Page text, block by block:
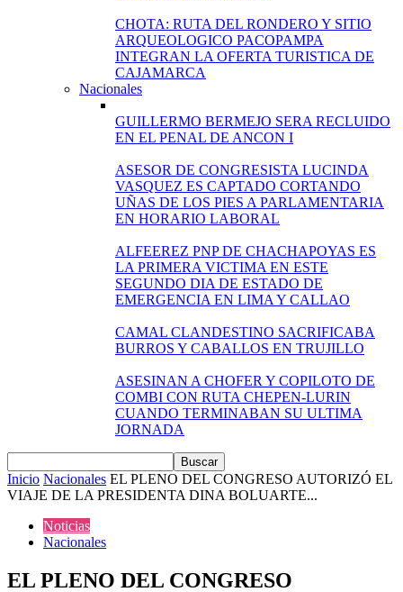
CHOTA: RUTA DEL RONDERO Y SITIO
ARQUEOLOGICO PACOPAMPA
INTEGRAN LA OFERTA TURISTICA DE
CAJAMARCA
Nacionales
GUILLERMO BERMEJO SERA RECLUIDO
EN EL PENAL DE ANCON I
ASESOR DE CONGRESISTA LUCINDA
VASQUEZ ES CAPTADO CORTANDO
UÑAS DE LOS PIES A PARLAMENTARIA
EN HORARIO LABORAL
ALFEEREZ PNP DE CHACHAPOYAS ES
LA PRIMERA VICTIMA EN ESTE
SEGUNDO DIA DE ESTADO DE
EMERGENCIA EN LIMA Y CALLAO
CAMAL CLANDESTINO SACRIFICABA
BURROS Y CABALLOS EN TRUJILLO
ASESINAN A CHOFER Y COPILOTO DE
COMBI CON RUTA CHEPEN-LURIN
CUANDO TERMINABAN SU ULTIMA
JORNADA
Inicio Nacionales EL PLENO DEL CONGRESO AUTORIZÓ EL
VIAJE DE LA PRESIDENTA DINA BOLUARTE...
Noticias
Nacionales
EL PLENO DEL CONGRESO